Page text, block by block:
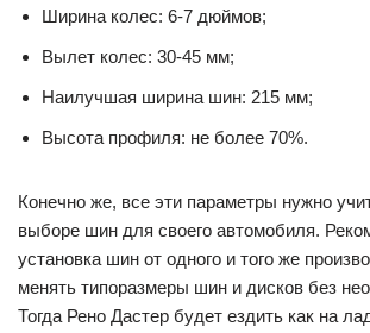
Ширина колес: 6-7 дюймов;
Вылет колес: 30-45 мм;
Наилучшая ширина шин: 215 мм;
Высота профиля: не более 70%.
Конечно же, все эти параметры нужно
выборе шин для своего автомобиля.
установка шин от одного и того же
менять типоразмеры шин и дисков без
Тогда Рено Дастер будет ездить как на